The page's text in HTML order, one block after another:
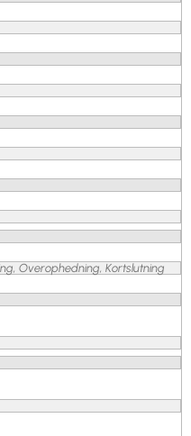
Overophedning, Kortslutning